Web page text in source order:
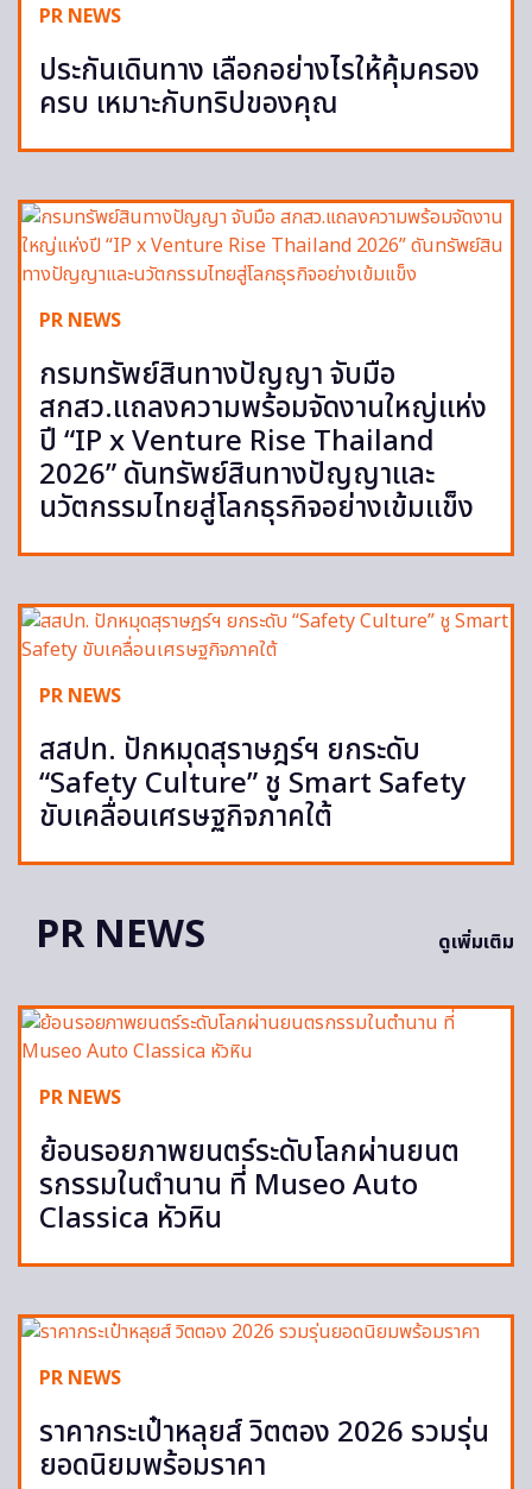
PR NEWS
ประกันเดินทาง เลือกอย่างไรให้คุ้มครอง
ครบ เหมาะกับทริปของคุณ
PR NEWS
กรมทรัพย์สินทางปัญญา จับมือ
สกสว.แถลงความพร้อมจัดงานใหญ่แห่ง
ปี “IP x Venture Rise Thailand
2026” ดันทรัพย์สินทางปัญญาและ
นวัตกรรมไทยสู่โลกธุรกิจอย่างเข้มแข็ง
PR NEWS
สสปท. ปักหมุดสุราษฎร์ฯ ยกระดับ
“Safety Culture” ชู Smart Safety
ขับเคลื่อนเศรษฐกิจภาคใต้
PR NEWS ดูเพิ่มเติม
PR NEWS
ย้อนรอยภาพยนตร์ระดับโลกผ่านยนต
รกรรมในตำนาน ที่ Museo Auto
Classica หัวหิน
PR NEWS
ราคากระเป๋าหลุยส์ วิตตอง 2026 รวมรุ่น
ยอดนิยมพร้อมราคา